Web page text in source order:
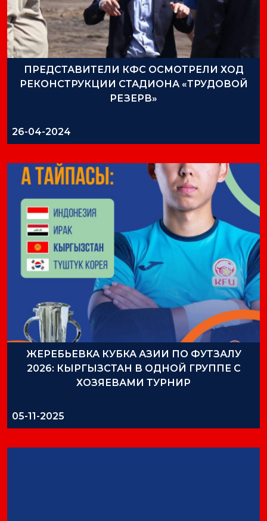
ПРЕДСТАВИТЕЛИ КФС ОСМОТРЕЛИ ХОД
РЕКОНСТРУКЦИИ СТАДИОНА «ТРУДОВОЙ
РЕЗЕРВ»
26-04-2024
ЖЕРЕБЬЕВКА КУБКА АЗИИ ПО ФУТЗАЛУ
2026: КЫРГЫЗСТАН В ОДНОЙ ГРУППЕ С
ХОЗЯЕВАМИ ТУРНИР
05-11-2025